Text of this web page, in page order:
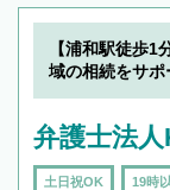
【浦和駅徒歩
域の相続をサ
弁護士法人
土日祝OK 19時